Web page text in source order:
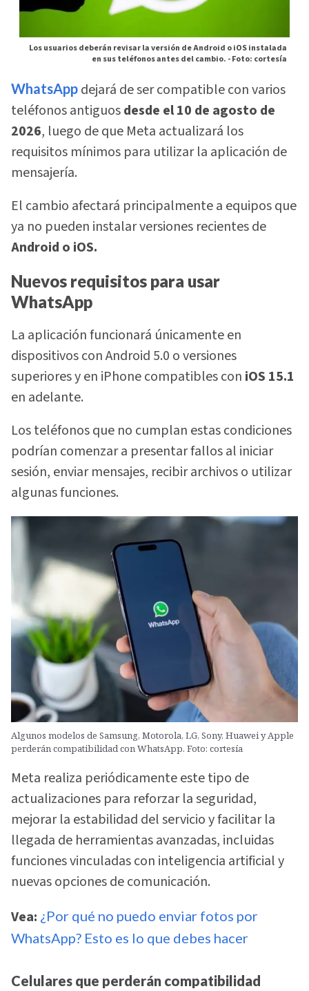
Los usuarios deberán revisar la versión de Android o iOS instalada
en sus teléfonos antes del cambio. -Foto: cortesía
WhatsApp dejará de ser compatible con varios
teléfonos antiguosdesde el 10 de agosto de
2026, luego de que Meta actualizará los
requisitos mínimos para utilizar la aplicación de
mensajería.
El cambio afectará principalmente a equipos que
ya no pueden instalar versiones recientes de
Android o iOS.
Nuevos requisitos para usar
WhatsApp
La aplicación funcionará únicamente en
dispositivos con Android 5.0 o versiones
superiores y en iPhone compatibles con iOS 15.1
en adelante.
Los teléfonos que no cumplan estas condiciones
podrían comenzar a presentar fallos al iniciar
sesión, enviar mensajes, recibir archivos o utilizar
algunas funciones.
Algunos modelos de Samsung, Motorola, LG, Sony, Huawei y Apple
perderán compatibilidad con WhatsApp. Foto: cortesía
Meta realiza periódicamente este tipo de
actualizaciones para reforzar la seguridad,
mejorar la estabilidad del servicio y facilitar la
llegada de herramientas avanzadas, incluidas
funciones vinculadas con inteligencia artificial y
nuevas opciones de comunicación.
Vea: ¿Por qué no puedo enviar fotos por
WhatsApp? Esto es lo que debes hacer
Celulares que perderán compatibilidad